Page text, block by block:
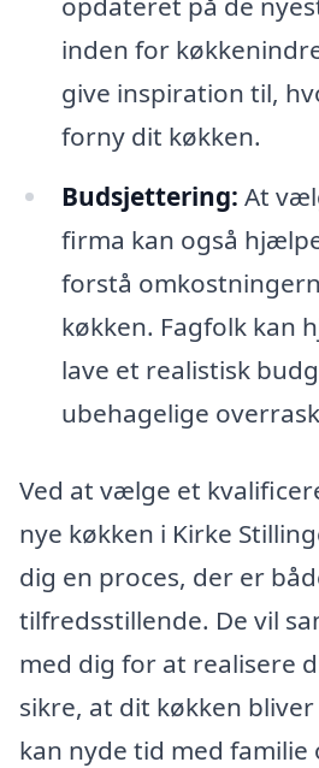
inden for
give inspiration til,
forny dit køkken.
Budsjettering: At
firma kan også
forstå
køkken. Fagfolk kan
lave et realistisk
ubehagelige
Ved at vælge et
nye køkken i Kirke
dig en proces, der er
tilfredsstillende. De vil
med dig for at realisere
sikre, at dit køkken
kan nyde tid med familie